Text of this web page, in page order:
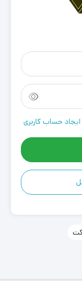
ایجاد حساب کاربری